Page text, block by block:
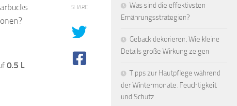
0.5 L
SHARE
Was sind die effektivsten
Ernährungsstrategien?
Gebäck dekorieren: Wie kleine
Details große Wirkung zeigen
Tipps zur Hautpflege während
der Wintermonate: Feuchtigkeit
und Schutz